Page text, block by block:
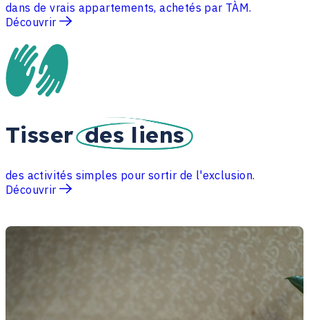
dans de vrais appartements, achetés par TÀM.
Découvrir
Tisserdes liens
des activités simples pour sortir de l'exclusion.
Découvrir